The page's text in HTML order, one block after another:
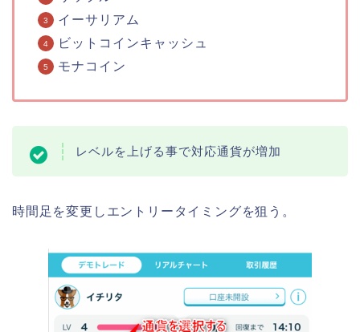
イーサリアム
ビットコインキャッシュ
モナコイン
レベルを上げる事で対応通貨が増加
時間足を変更しエントリータイミングを狙う。